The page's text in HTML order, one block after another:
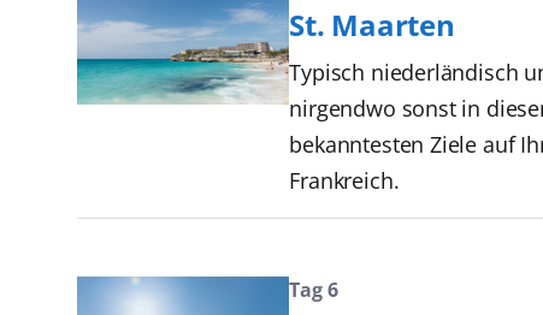
St. Maarten
Typisch niederländisch
nirgendwo sonst in
bekanntesten Ziele auf
Frankreich.
Tag 6